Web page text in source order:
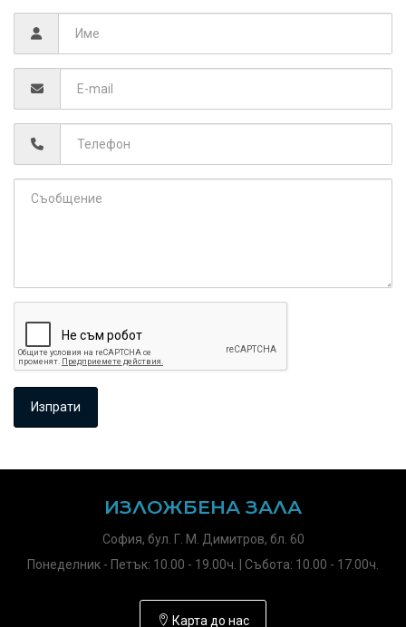
ИЗЛОЖБЕНА ЗАЛА
София, бул. Г. М. Димитров, бл. 60
Понеделник - Петък: 10.00 - 19.00ч. | Събота: 10.00 - 17.00ч.
Карта до нас